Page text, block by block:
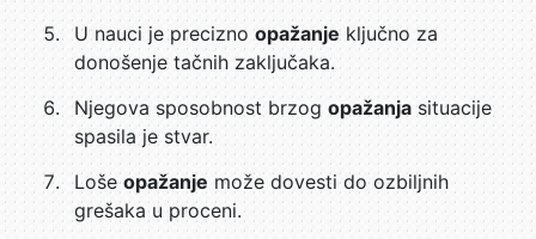
U nauci je preciznoopažanjeključno za
donošenje tačnih zaključaka.
Njegova sposobnost brzog opažanja situacije
spasila je stvar.
Lošeopažanje može dovesti do ozbiljnih
grešaka u proceni.